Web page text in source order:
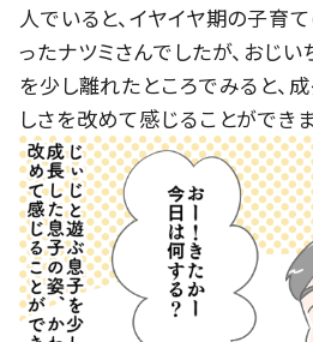
人でいると、イヤイヤ期の子育
ったナツミさんでしたが、おじい
を少し離れたところでみると、
しさを改めて感じることができま